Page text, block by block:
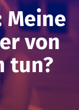
Meine
von
tun?